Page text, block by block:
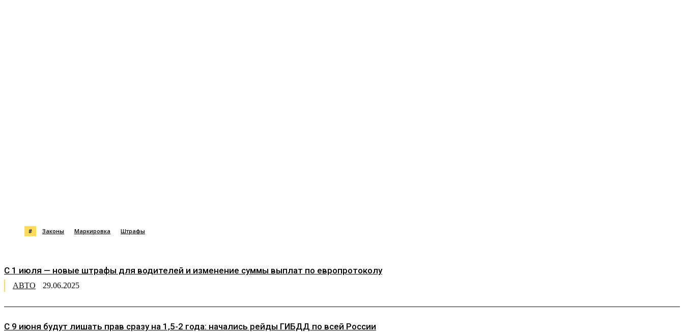
# Законы Маркировка Штрафы
С 1 июля — новые штрафы для водителей и изменение суммы выплат по европротоколу
АВТО 29.06.2025
С 9 июня будут лишать прав сразу на 1,5-2 года: начались рейды ГИБДД по всей России